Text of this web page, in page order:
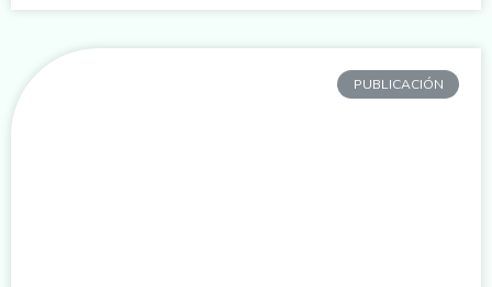
PUBLICACIÓN